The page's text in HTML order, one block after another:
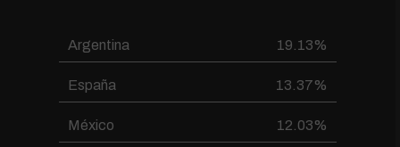
Argentina 19.13%
España 13.37%
México 12.03%